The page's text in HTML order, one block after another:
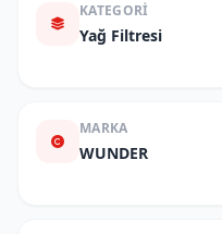
KATEGORI
Yağ Filtresi
MARKA
WUNDER